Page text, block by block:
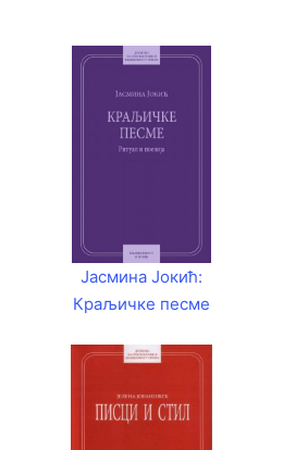
Јасмина Јокић:
Краљичке песме